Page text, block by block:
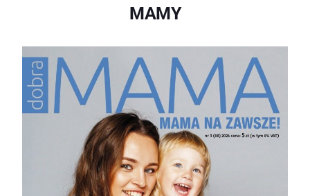
MAMY